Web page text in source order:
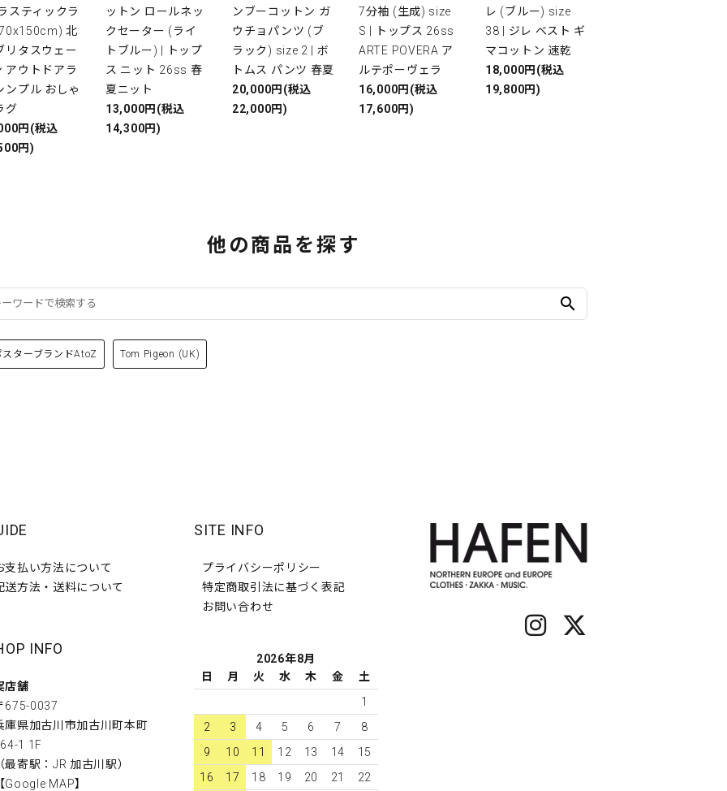
スティックラ
北
リタスウェー
アウトドアラ
ンプル おしゃ
グ
円(税込
円)
ットン ロールネッ
クセーター (ライ
トブルー) | トップ
ス ニット 26ss 春
夏ニット
13,000円(税込
14,300円)
ンブーコットン ガ
ウチョパンツ (ブ
ラック) size 2 | ボ
トムス パンツ 春夏
20,000円(税込
22,000円)
7分袖 (生成) size
S | トップス 26ss
ARTE POVERA ア
ルテポーヴェラ
16,000円(税込
17,600円)
レ (ブルー) size
38 | ジレ ベスト ギ
マコットン 速乾
18,000円(税込
19,800円)
他の商品を探す
search
スターブランドAtoZ Tom Pigeon (UK)
支払い方法について
送方法・送料について
INFO
店舗
675-0037
庫県加古川市加古川町本町
1 1F
（最寄駅：JR 加古川駅）
【Google MAP】
SITE INFO
プライバシーポリシー
特定商取引法に基づく表記
お問い合わせ
2026年8月
日
月 火 水 木 金
土
1
2
3 4 5 6 7
8
9
10 11 12 13 14
15
16
17 18 19 20 21 22